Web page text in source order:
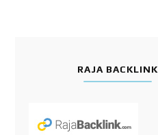
RAJA BACKLINK